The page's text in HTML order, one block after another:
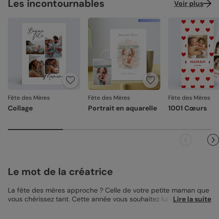
Les incontournables Voir plus
Fête des Mères
Collage
Fête des Mères
Portrait en aquarelle
Fête des Mères
1001 Cœurs
Le mot de la créatrice
La fête des mères approche ? Celle de votre petite maman que
vous chérissez tant. Cette année vous souhaitez lui dire bonne
Lire la suite